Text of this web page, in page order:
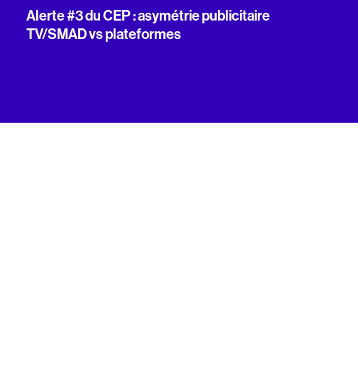
Alerte #3 du CEP : asymétrie publicitaire
TV/SMAD vs plateformes